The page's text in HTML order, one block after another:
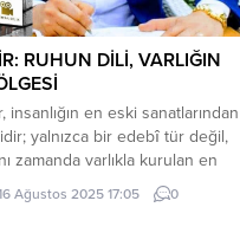
RUHUN DİLİ, VARLIĞIN
insanlığın en eski sanatlarından
yalnızca bir edebî tür değil,
zamanda varlıkla kurulan en
ilişkilerden biridir. Kelimelerle
edilen bu yapı, düz yazının
Ağustos 2025 17:05 0